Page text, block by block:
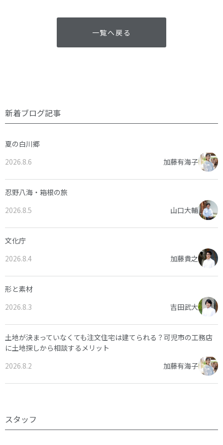
一覧へ戻る
新着ブログ記事
夏の白川郷
2026.8.6
加藤有海子
忍野八海・箱根の旅
2026.8.5
山口大輔
文化庁
2026.8.4
加藤貴之
形と素材
2026.8.3
吉田武大
土地が決まっていなくても注文住宅は建てられる？可児市の工務店
に土地探しから相談するメリット
2026.8.2
加藤有海子
スタッフ